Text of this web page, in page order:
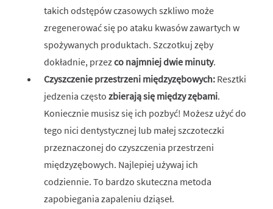
takich odstępów czasowych szkliwo może
zregenerować się po ataku kwasów zawartych w
spożywanych produktach. Szczotkuj zęby
dokładnie, przezco najmniej dwie minuty.
Czyszczenie przestrzeni międzyzębowych: Resztki
jedzenia często zbierają się między zębami.
Koniecznie musisz się ich pozbyć! Możesz użyć do
tego nici dentystycznej lub małej szczoteczki
przeznaczonej do czyszczenia przestrzeni
międzyzębowych. Najlepiej używaj ich
codziennie. To bardzo skuteczna metoda
zapobiegania zapaleniu dziąseł.